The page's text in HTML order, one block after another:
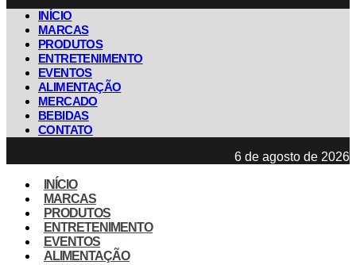
INÍCIO
MARCAS
PRODUTOS
ENTRETENIMENTO
EVENTOS
ALIMENTAÇÃO
MERCADO
BEBIDAS
CONTATO
6 de agosto de 2026
INÍCIO
MARCAS
PRODUTOS
ENTRETENIMENTO
EVENTOS
ALIMENTAÇÃO